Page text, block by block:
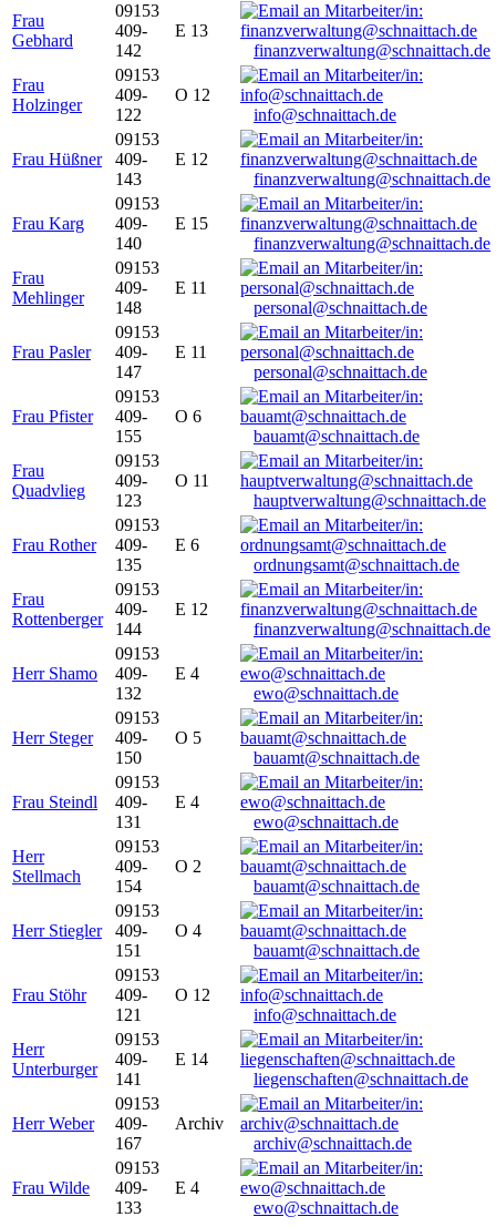
Frau
Gebhard
09153
409-
142
E 13
finanzverwaltung@schnaittach.de
Frau
Holzinger
09153
409-
122
O 12
info@schnaittach.de
Frau Hüßner
09153
409-
143
E 12
finanzverwaltung@schnaittach.de
Frau Karg
09153
409-
140
E 15
finanzverwaltung@schnaittach.de
Frau
Mehlinger
09153
409-
148
E 11
personal@schnaittach.de
Frau Pasler
09153
409-
147
E 11
personal@schnaittach.de
Frau Pfister
09153
409-
155
O 6
bauamt@schnaittach.de
Frau
Quadvlieg
09153
409-
123
O 11
hauptverwaltung@schnaittach.de
Frau Rother
09153
409-
135
E 6
ordnungsamt@schnaittach.de
Frau
Rottenberger
09153
409-
144
E 12
finanzverwaltung@schnaittach.de
Herr Shamo
09153
409-
132
E 4
ewo@schnaittach.de
Herr Steger
09153
409-
150
O 5
bauamt@schnaittach.de
Frau Steindl
09153
409-
131
E 4
ewo@schnaittach.de
Herr
Stellmach
09153
409-
154
O 2
bauamt@schnaittach.de
Herr Stiegler
09153
409-
151
O 4
bauamt@schnaittach.de
Frau Stöhr
09153
409-
121
O 12
info@schnaittach.de
Herr
Unterburger
09153
409-
141
E 14
liegenschaften@schnaittach.de
Herr Weber
09153
409-
167
Archiv
archiv@schnaittach.de
Frau Wilde
09153
409-
133
E 4
ewo@schnaittach.de